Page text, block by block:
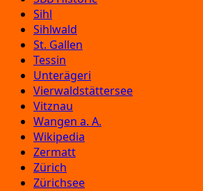
Sihl
Sihlwald
St. Gallen
Tessin
Unterägeri
Vierwaldstättersee
Vitznau
Wangen a. A.
Wikipedia
Zermatt
Zürich
Zürichsee